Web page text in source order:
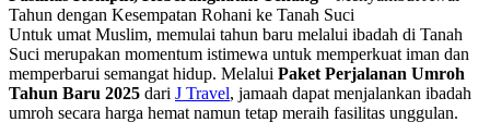
Tahun dengan Kesempatan Rohani ke Tanah Suci
Untuk umat Muslim, memulai tahun baru melalui ibadah di Tanah
Suci merupakan momentum istimewa untuk memperkuat iman dan
memperbarui semangat hidup. Melalui Paket Perjalanan Umroh
Tahun Baru 2025 dari J Travel, jamaah dapat menjalankan ibadah
umroh secara harga hemat namun tetap meraih fasilitas unggulan.